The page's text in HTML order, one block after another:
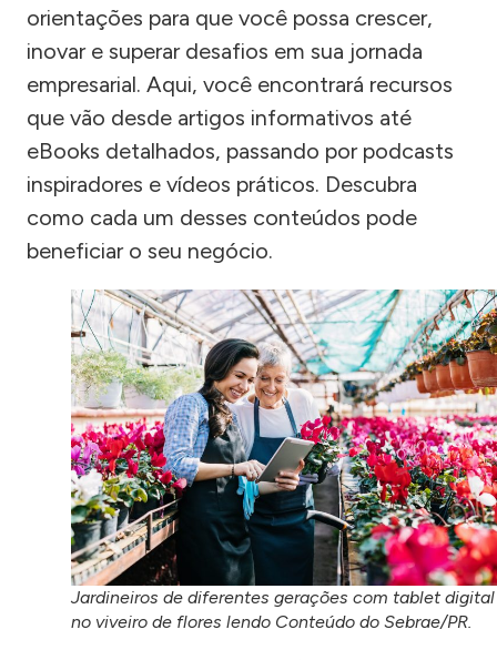
orientações para que você possa crescer,
inovar e superar desafios em sua jornada
empresarial. Aqui, você encontrará recursos
que vão desde artigos informativos até
eBooks detalhados, passando por podcasts
inspiradores e vídeos práticos. Descubra
como cada um desses conteúdos pode
beneficiar o seu negócio.
Jardineiros de diferentes gerações com tablet digital
no viveiro de flores lendo Conteúdo do Sebrae/PR.